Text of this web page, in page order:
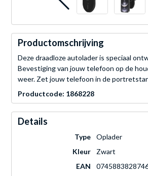
Productomschrijving
Deze draadloze autolader is speciaal
Bevestiging van jouw telefoon op de
weer. Zet jouw telefoon in de
Productcode: 1868228
Details
Type
Oplader
Kleur
Zwart
EAN